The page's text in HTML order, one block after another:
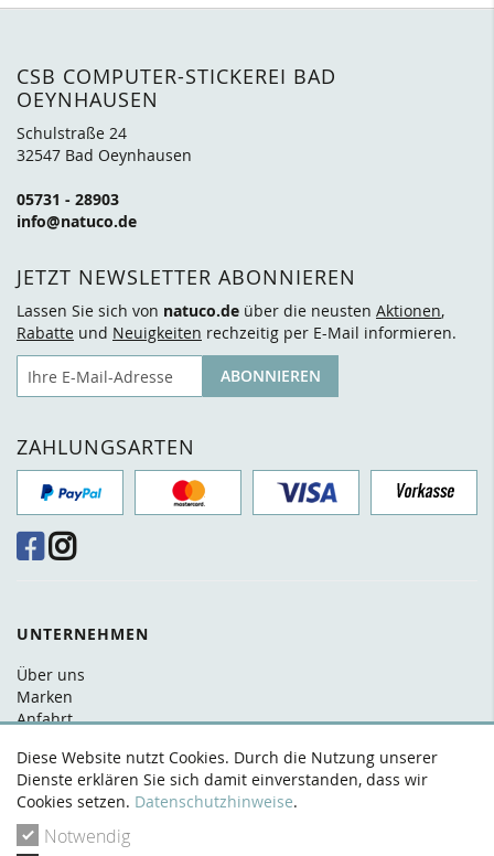
Diese Website nutzt Cookies. Durch die Nutzung unserer
Dienste erklären Sie sich damit einverstanden, dass wir
Cookies setzen. Datenschutzhinweise.
Notwendig
CSB COMPUTER-STICKEREI BAD
OEYNHAUSEN
Schulstraße 24
32547 Bad Oeynhausen
05731 - 28903
info@natuco.de
JETZT NEWSLETTER ABONNIEREN
Lassen Sie sich von natuco.de über die neusten Aktionen,
Rabatte und Neuigkeiten rechzeitig per E-Mail informieren.
ABONNIEREN
ZAHLUNGSARTEN
UNTERNEHMEN
Über uns
Marken
Anfahrt
Kontakt
RECHTLICHES
AGB